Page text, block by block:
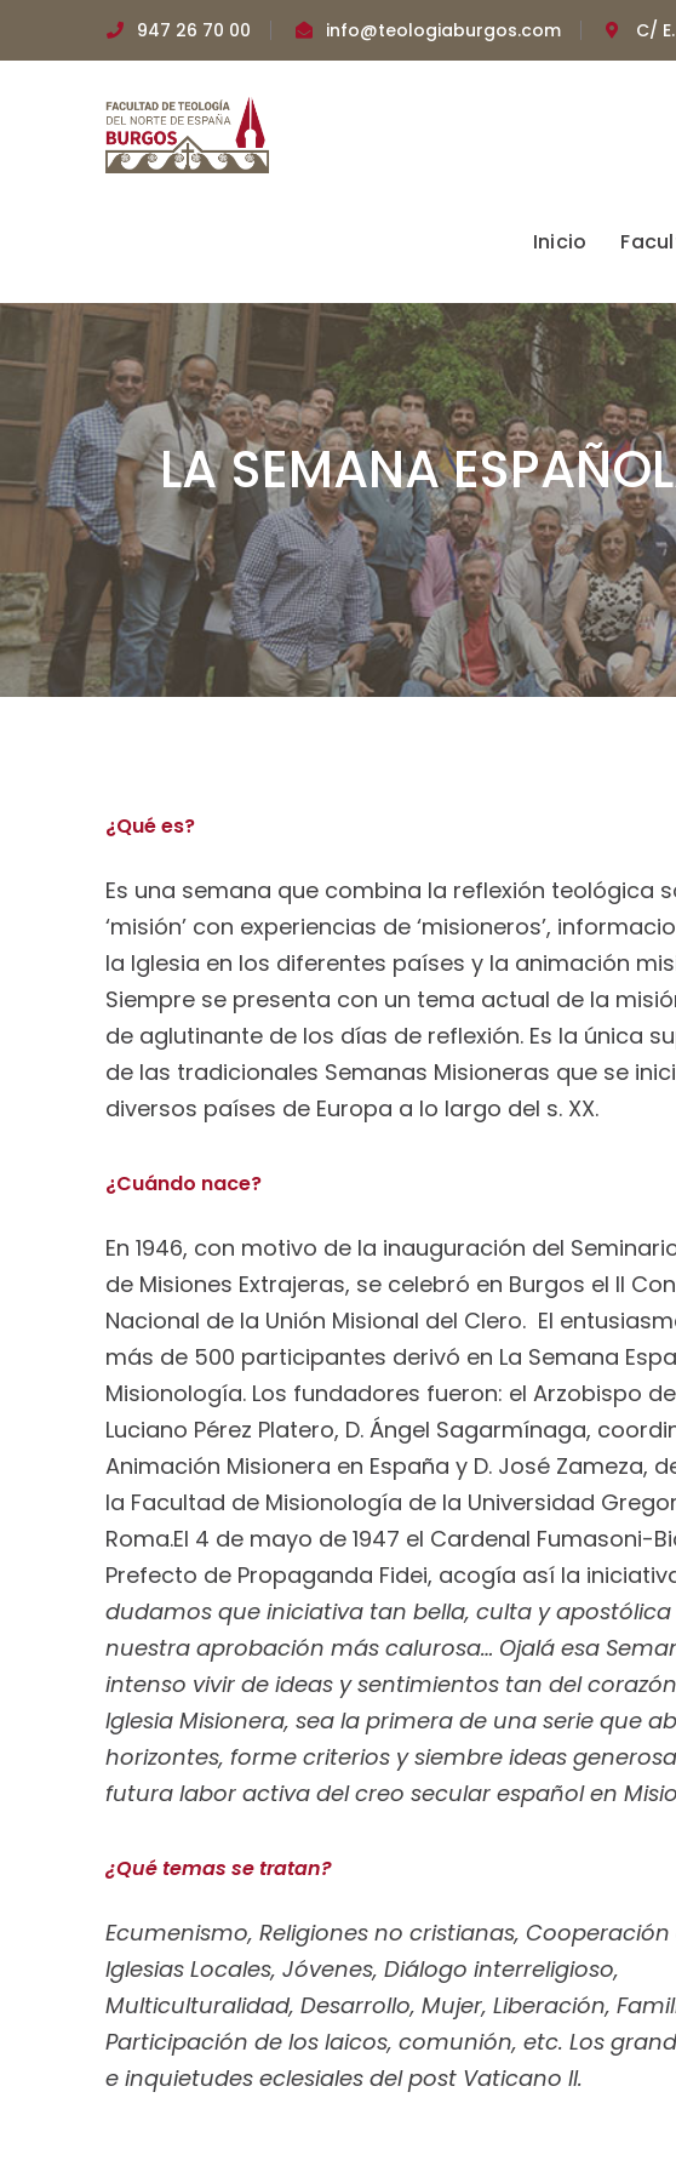
947 26 70 00 info@teologiaburgos.com C/
Inicio
LA SEMANA
¿Qué es?
Es una semana que combina la reflexión teológica
‘misión’ con experiencias de ‘misioneros’,
la Iglesia en los diferentes países y la animación
Siempre se presenta con un tema actual de la
de aglutinante de los días de reflexión. Es la única
de las tradicionales Semanas Misioneras que se
diversos países de Europa a lo largo del s. XX.
¿Cuándo nace?
En 1946, con motivo de la inauguración del
de Misiones Extrajeras, se celebró en Burgos el II
Nacional de la Unión Misional del Clero. El
más de 500 participantes derivó en La Semana
Misionología. Los fundadores fueron: el Arzobispo
Luciano Pérez Platero, D. Ángel Sagarmínaga,
Animación Misionera en España y D. José Zameza,
la Facultad de Misionología de la Universidad
Roma.El 4 de mayo de 1947 el Cardenal Fumasoni-
Prefecto de Propaganda Fidei, acogía así la
dudamos que iniciativa tan bella, culta y
nuestra aprobación más calurosa… Ojalá esa
intenso vivir de ideas y sentimientos tan del
Iglesia Misionera, sea la primera de una serie que
horizontes, forme criterios y siembre ideas
futura labor activa del creo secular español en
¿Qué temas se tratan?
Ecumenismo, Religiones no cristianas,
Iglesias Locales, Jóvenes, Diálogo interreligioso,
Multiculturalidad, Desarrollo, Mujer, Liberación,
Participación de los laicos, comunión, etc. Los
e inquietudes eclesiales del post Vaticano II.